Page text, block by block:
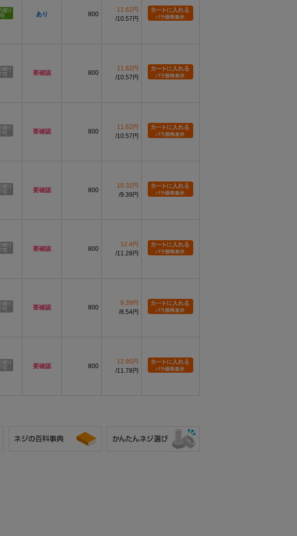
あり 800
11.62円
10.57円
要確認 800
11.62円
10.57円
要確認 800
11.62円
10.57円
要確認 800
10.32円
9.39円
要確認 800
12.4円
11.28円
要確認 800
9.39円
8.54円
要確認 800
12.95円
11.78円